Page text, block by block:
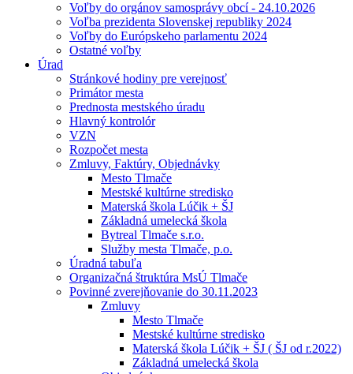
Voľby do orgánov samosprávy obcí - 24.10.2026
Voľba prezidenta Slovenskej republiky 2024
Voľby do Európskeho parlamentu 2024
Ostatné voľby
Úrad
Stránkové hodiny pre verejnosť
Primátor mesta
Prednosta mestského úradu
Hlavný kontrolór
VZN
Rozpočet mesta
Zmluvy, Faktúry, Objednávky
Mesto Tlmače
Mestské kultúrne stredisko
Materská škola Lúčik + ŠJ
Základná umelecká škola
Bytreal Tlmače s.r.o.
Služby mesta Tlmače, p.o.
Úradná tabuľa
Organizačná štruktúra MsÚ Tlmače
Povinné zverejňovanie do 30.11.2023
Zmluvy
Mesto Tlmače
Mestské kultúrne stredisko
Materská škola Lúčik + ŠJ ( ŠJ od r.2022)
Základná umelecká škola